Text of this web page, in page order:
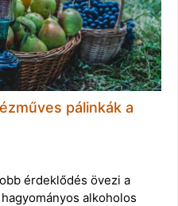
pálinkák a
érdeklődés övezi a
alkoholos